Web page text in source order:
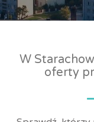
W
oferty